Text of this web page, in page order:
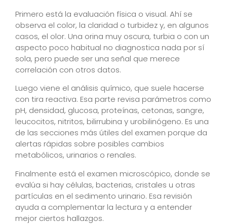
Primero está la evaluación física o visual. Ahí se
observa el color, la claridad o turbidez y, en algunos
casos, el olor. Una orina muy oscura, turbia o con un
aspecto poco habitual no diagnostica nada por sí
sola, pero puede ser una señal que merece
correlación con otros datos.
Luego viene el análisis químico, que suele hacerse
con tira reactiva. Esa parte revisa parámetros como
pH, densidad, glucosa, proteínas, cetonas, sangre,
leucocitos, nitritos, bilirrubina y urobilinógeno. Es una
de las secciones más útiles del examen porque da
alertas rápidas sobre posibles cambios
metabólicos, urinarios o renales.
Finalmente está el examen microscópico, donde se
evalúa si hay células, bacterias, cristales u otras
partículas en el sedimento urinario. Esa revisión
ayuda a complementar la lectura y a entender
mejor ciertos hallazgos.